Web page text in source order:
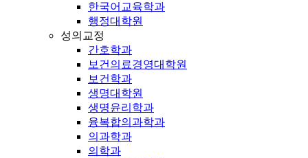
한국어교육학과
행정대학원
성의교정
간호학과
보건의료경영대학원
보건학과
생명대학원
생명윤리학과
융복합의과학과
의과학과
의학과